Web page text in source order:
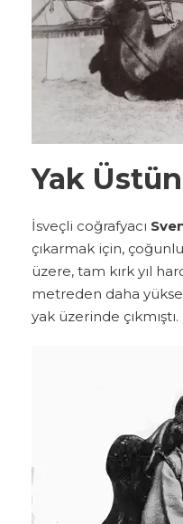
Yak
İsveçli coğrafyacı
çıkarmak için,
üzere, tam kırk yıl
metreden daha
yak üzerinde çıkmıştı.